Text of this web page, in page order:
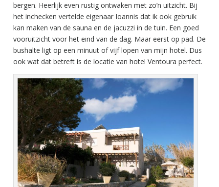
bergen. Heerlijk even rustig ontwaken met zo’n uitzicht. Bij
het inchecken vertelde eigenaar Ioannis dat ik ook gebruik
kan maken van de sauna en de jacuzzi in de tuin. Een goed
vooruitzicht voor het eind van de dag. Maar eerst op pad. De
bushalte ligt op een minuut of vijf lopen van mijn hotel. Dus
ook wat dat betreft is de locatie van hotel Ventoura perfect.